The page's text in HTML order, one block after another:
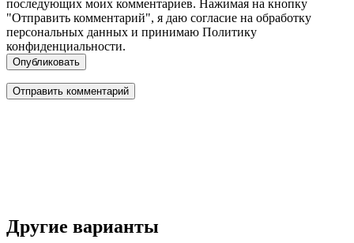
последующих моих комментариев. Нажимая на кнопку
"Отправить комментарий", я даю согласие на обработку
персональных данных и принимаю Политику
конфиденциальности.
Опубликовать
Другие варианты